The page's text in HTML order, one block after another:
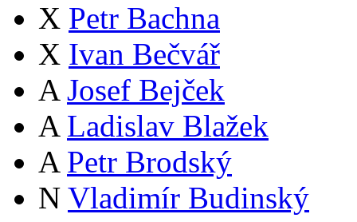
X Petr Bachna
X Ivan Bečvář
A Josef Bejček
A Ladislav Blažek
A Petr Brodský
N Vladimír Budinský